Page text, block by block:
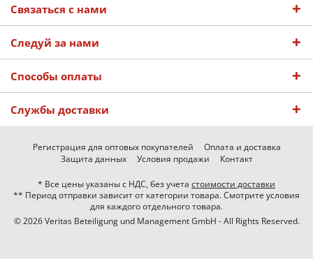
Связаться с нами
Следуй за нами
Способы оплаты
Службы доставки
Регистрация для оптовых покупателей
Оплата и доставка
Защита данных
Условия продажи Контакт
* Все цены указаны с НДС, без учета стоимости доставки
** Период отправки зависит от категории товара. Смотрите условия
для каждого отдельного товара.
© 2026 Veritas Beteiligung und Management GmbH - All Rights Reserved.